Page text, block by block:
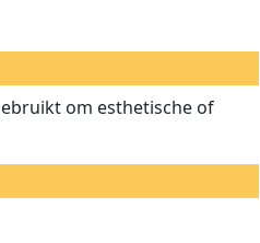
om esthetische of